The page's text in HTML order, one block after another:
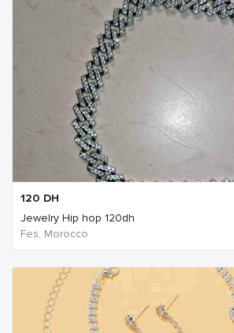
120 DH
Jewelry Hip hop 120dh
Fes, Morocco